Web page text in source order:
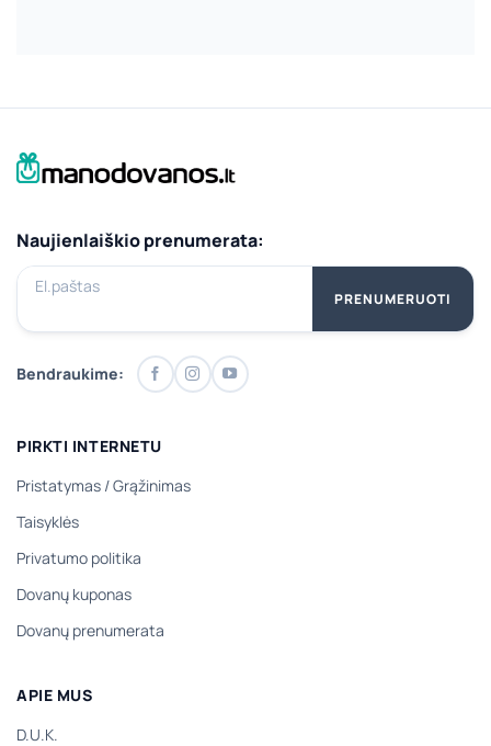
Naujienlaiškio prenumerata:
El.paštas
PRENUMERUOTI
Bendraukime:
PIRKTI INTERNETU
Pristatymas /Grąžinimas
Taisyklės
Privatumo politika
Dovanų kuponas
Dovanų prenumerata
APIE MUS
D.U.K.